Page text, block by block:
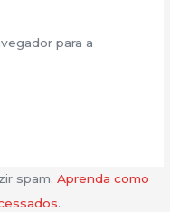
para a
spam.Aprenda como
.